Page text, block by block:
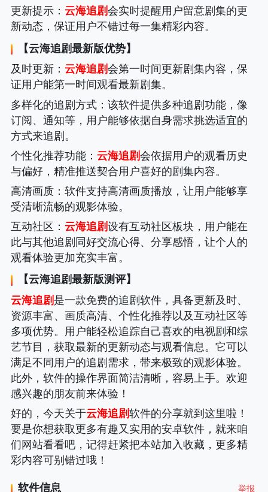
更新提示： 云海追剧会实时提醒用户留意剧集的更
新动态，保证用户不错过每一集精彩内容。
【云海追剧最新版优势】
及时更新： 云海追剧会第一时间更新剧集内容，保
证用户能第一时间观看最新剧集。
多样化的追剧方式：该软件提供多种追剧功能，像
订阅、通知等，用户能够依据自身需求挑选适宜的
方式来追剧。
个性化推荐功能： 云海追剧会依据用户的观看历史
与偏好，精准推送契合用户喜好的剧集内容。
高清画质：软件支持高清画质播放，让用户能够享
受清晰流畅的观影体验。
互动社区 ： 云海追剧设有互动社区板块，用户能在
此与其他追剧同好交流心得、分享感悟，让个人的
观看体验更加充实丰富。
【云海追剧最新版测评】
云海追剧 是一款免费的追剧软件，具备更新及时、
资源丰富、画质高清、个性化推荐以及互动社区等
多项优势。用户能轻松追踪自己喜欢的电视剧和综
艺节目，获取最新的更新动态与观看信息。它可以
满足不同用户的追剧需求，带来极致的观影体验。
此外，软件的操作界面简洁清晰，容易上手。欢迎
感兴趣的朋友前来体验！
好的，今天关于云海追剧软件的分享就到这里啦！
要是你想获取更多有趣又实用的安卓软件，就来咱
们网站看看吧，记得赶紧把本站加入收藏，更多精
彩内容可别错过哦！
软件信息 举报